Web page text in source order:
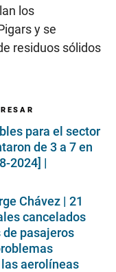
los
y se
residuos sólidos
para el sector
de 3 a 7 en
2024] |
Chávez | 21
cancelados
pasajeros
aerolíneas